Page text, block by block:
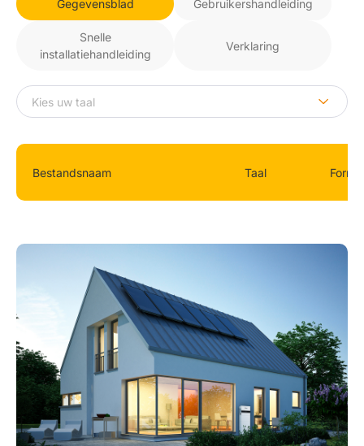
Gegevensblad Gebruikershandleiding
Snelle
installatiehandleiding
Verklaring
Bestandsnaam Taal